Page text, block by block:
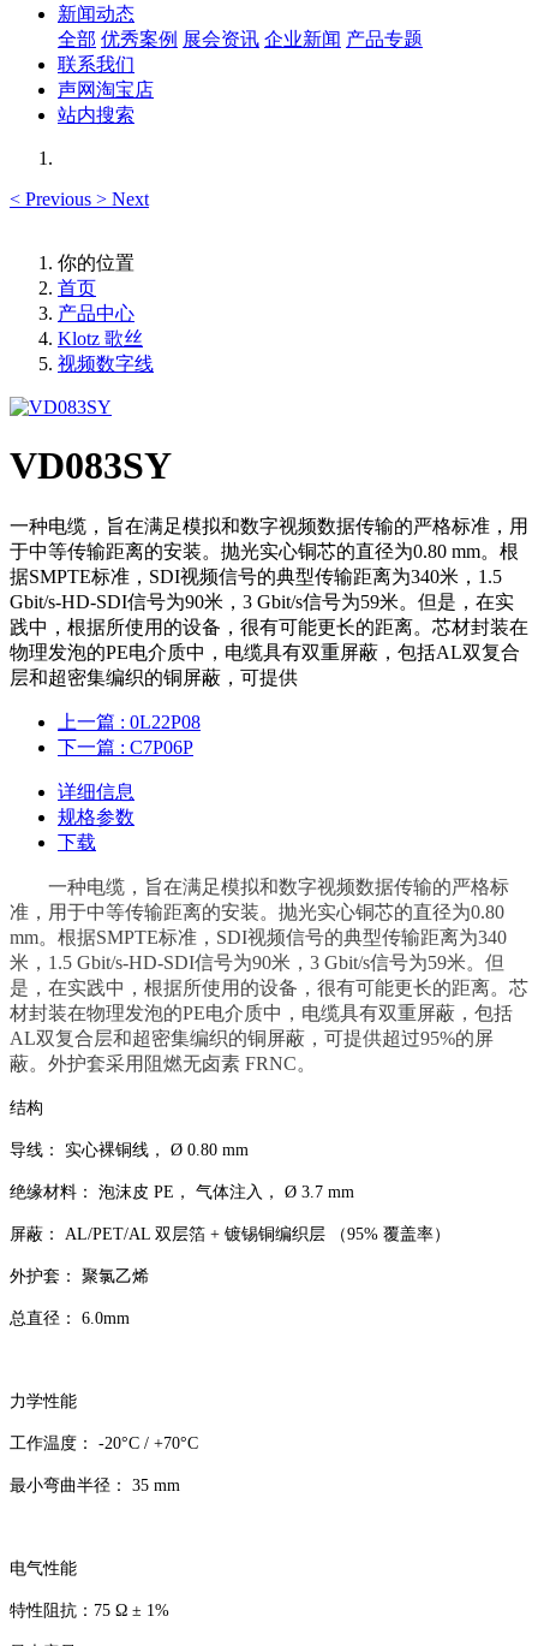
新闻动态
全部 优秀案例 展会资讯 企业新闻 产品专题
联系我们
声网淘宝店
站内搜索
< Previous > Next
你的位置
首页
产品中心
Klotz 歌丝
视频数字线
VD083SY
一种电缆，旨在满足模拟和数字视频数据传输的严格标准，用
于中等传输距离的安装。抛光实心铜芯的直径为0.80 mm。根
据SMPTE标准，SDI视频信号的典型传输距离为340米，1.5
Gbit/s-HD-SDI信号为90米，3 Gbit/s信号为59米。但是，在实
践中，根据所使用的设备，很有可能更长的距离。芯材封装在
物理发泡的PE电介质中，电缆具有双重屏蔽，包括AL双复合
层和超密集编织的铜屏蔽，可提供
上一篇 : 0L22P08
下一篇 : C7P06P
详细信息
规格参数
下载
一种电缆，旨在满足模拟和数字视频数据传输的严格标
准，用于中等传输距离的安装。抛光实心铜芯的直径为0.80
mm。根据SMPTE标准，SDI视频信号的典型传输距离为340
米，1.5 Gbit/s-HD-SDI信号为90米，3 Gbit/s信号为59米。但
是，在实践中，根据所使用的设备，很有可能更长的距离。芯
材封装在物理发泡的PE电介质中，电缆具有双重屏蔽，包括
AL双复合层和超密集编织的铜屏蔽，可提供超过95%的屏
蔽。外护套采用阻燃无卤素 FRNC。
结构
导线： 实心裸铜线， Ø 0.80 mm
绝缘材料： 泡沫皮 PE， 气体注入， Ø 3.7 mm
屏蔽： AL/PET/AL 双层箔 + 镀锡铜编织层 （95% 覆盖率）
外护套： 聚氯乙烯
总直径： 6.0mm
力学性能
工作温度： -20°C / +70°C
最小弯曲半径： 35 mm
电气性能
特性阻抗：75 Ω ± 1%